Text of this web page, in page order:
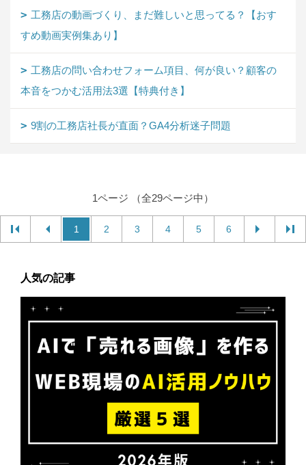
工務店の動画づくり、まだ難しいと思ってる？【おす
すめ動画実例集あり】
工務店の問い合わせフォーム項目、何が良い？顧客の
本音をつかむ活用法3選【特典付き】
9割の工務店社長が直面？GA4分析迷子問題
1ページ （全29ページ中）
1 2 3 4 5 6
人気の記事